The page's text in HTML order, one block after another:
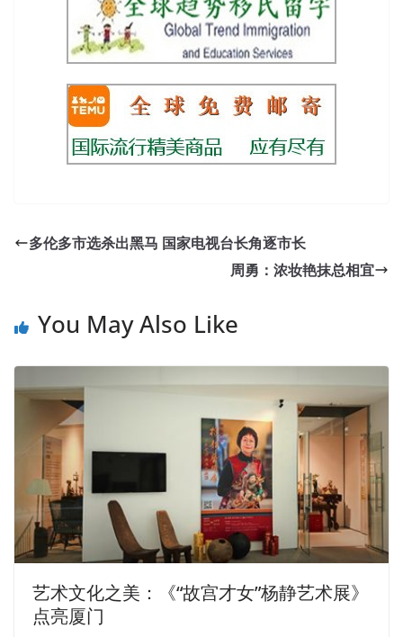
多伦多市选杀出黑马 国家电视台长角逐市长
周勇：浓妆艳抹总相宜
You May Also Like
艺术文化之美：《“故宫才女”杨静艺术展》
点亮厦门